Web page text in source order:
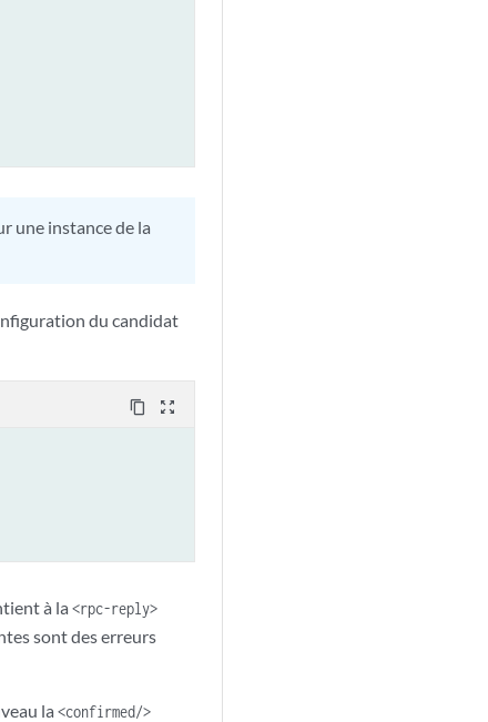
une instance de la
du candidat
content_copy zoom_out_map
à la <rpc-reply>
sont des erreurs
la <confirmed/>